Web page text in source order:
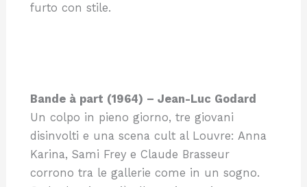
furto con stile.
Bande à part (1964) – Jean-Luc Godard
Un colpo in pieno giorno, tre giovani
disinvolti e una scena cult al Louvre: Anna
Karina, Sami Frey e Claude Brasseur
corrono tra le gallerie come in un sogno.